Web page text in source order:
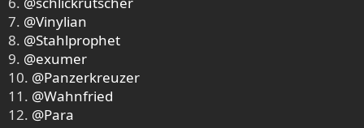
7. @Vinylian
8. @Stahlprophet
9. @exumer
10. @Panzerkreuzer
11. @Wahnfried
12. @Para